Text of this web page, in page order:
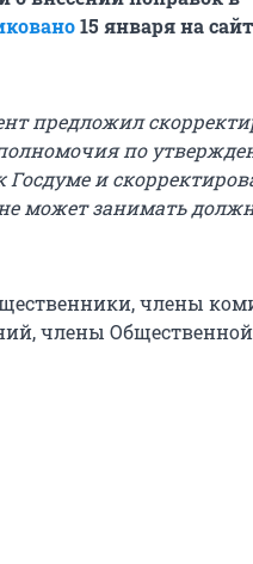
15 января на
предложил
по
Госдуме и
может занимать
члены
члены